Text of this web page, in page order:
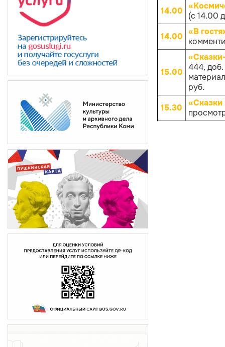
14.00
(с 14.00
14.00 «В
15.00 444,
руб.
15.30
«Сказки